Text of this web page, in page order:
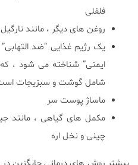
فلفلی
روغن های دیگر ، مانند
یک رژیم غذایی “ضد
ایمنی” شناخته می شود ،
شامل گوشت و سبزیجات
ماساژ پوست سر
مکمل های گیاهی ، مانند
چینی و نخل اره